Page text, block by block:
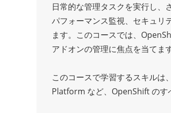
日常的な管理タスクを実行し、
パフォーマンス監視、セキュリ
ます。このコースでは、
アドオンの管理に焦点を当てます
このコースで学習するスキル
Platform など、OpenShift のす